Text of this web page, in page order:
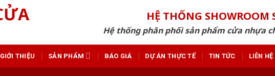
HỆ THỐNG SHOWROOM
Hệ thống phân phối sản phẩm cửa nhựa
GIỚI THIỆU SẢN PHẨM BÁO GIÁ DỰ ÁN THỰC TẾ TIN TỨC LIÊN HỆ